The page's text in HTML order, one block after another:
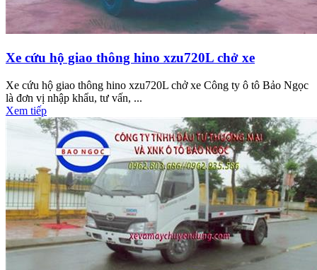
Xe cứu hộ giao thông hino xzu720L chở xe
Xe cứu hộ giao thông hino xzu720L chở xe Công ty ô tô Bảo Ngọc
là đơn vị nhập khẩu, tư vấn, ...
Xem tiếp